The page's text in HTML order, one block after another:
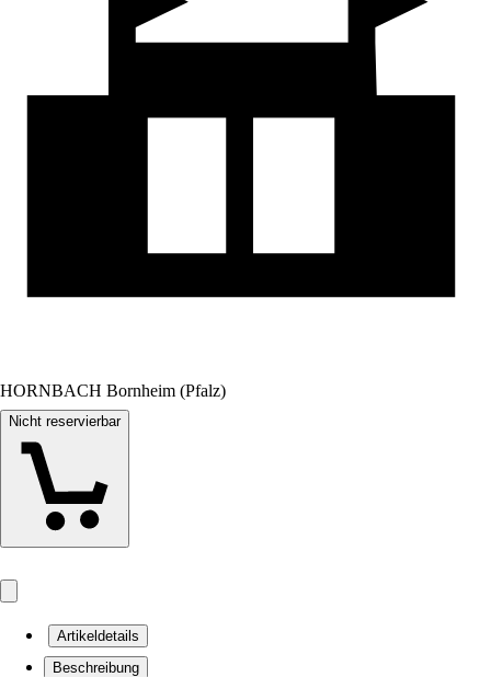
HORNBACH Bornheim (Pfalz)
Nicht reservierbar
Artikeldetails
Beschreibung